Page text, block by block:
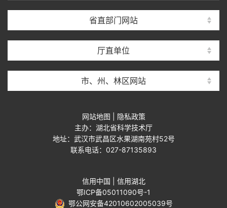
省直部门网站
厅直单位
市、州、林区网站
网站地图
隐私政策
主办：湖北省科学技术厅
地址：武汉市武昌区水果湖南苑村52号
联系电话：027-87135893
信用中国
信用湖北
鄂ICP备05011090号-1
鄂公网安备42010602005039号